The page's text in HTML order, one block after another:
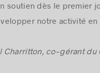
soutien dès le premier
notre activité en
Charritton, co-gérant du